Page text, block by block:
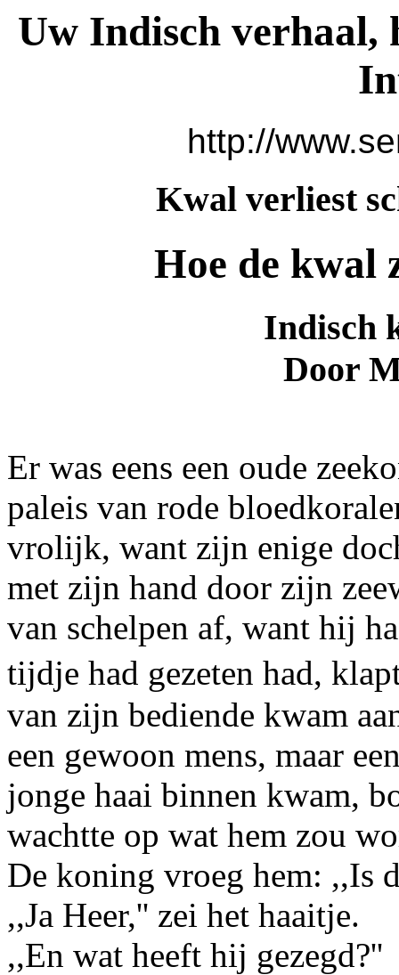
Uw Indisch verhaal,
http://
Kwal verliest
Hoe de kwal
Indisch
Door
Er was eens een oude
paleis van rode
vrolijk, want zijn enige
met zijn hand door zijn
van schelpen af, want hij
tijdje had gezeten had,
van zijn bediende kwam
een gewoon mens, maar
jonge haai binnen kwam,
wachtte op wat hem zou
De koning vroeg hem: ,,Is
,,Ja Heer,'' zei het haaitje.
,,En wat heeft hij gezegd?''